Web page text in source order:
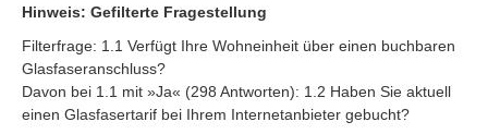
Hinweis: Gefilterte Fragestellung
Filterfrage: 1.1 Verfügt Ihre Wohneinheit über einen buchbaren
Glasfaseranschluss?
Davon bei 1.1 mit »Ja« (298 Antworten): 1.2 Haben Sie aktuell
einen Glasfasertarif bei Ihrem Internetanbieter gebucht?